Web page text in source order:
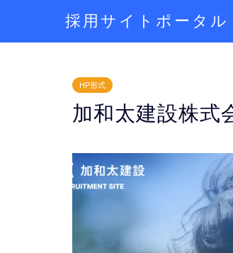
採用サイトポータル
HP形式
加和太建設株式